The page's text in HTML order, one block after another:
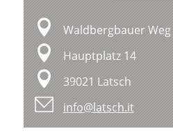
Waldbergbauer Weg
Hauptplatz 14
39021 Latsch
info@latsch.it